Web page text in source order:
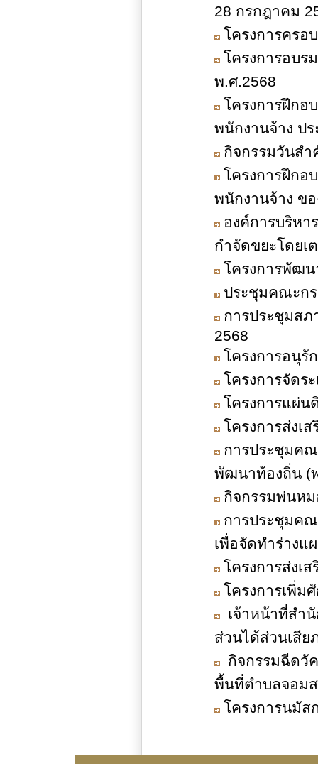
28 กรกฎาคม
โครงการครอ
โครงการอบร
พ.ศ.2568
โครงการฝึก
พนักงานจ้าง ป
กิจกรรมวันสำ
โครงการฝึก
พนักงานจ้าง ข
องค์การบริหา
กำจัดขยะโดยเ
โครงการพัฒ
ประชุมคณะกร
การประชุมส
2568
โครงการอนุรั
โครงการจัดร
โครงการแผ่น
โครงการส่งเ
การประชุมค
พัฒนาท้องถิ่น (พ
กิจกรรมพ่นห
การประชุมค
เพื่อจัดทำร่างแ
โครงการส่ง
โครงการเพิ่ม
เจ้าหน้าที่สำ
ส่วนได้ส่วนเสีย
กิจกรรมฉีดวั
พื้นที่ตำบลจอม
โครงการนมัส